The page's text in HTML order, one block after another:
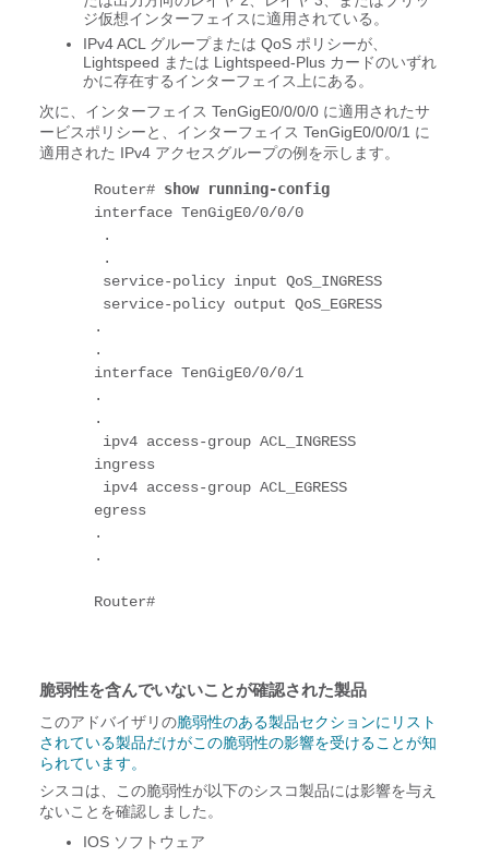
ジ仮想インターフェイスに適用されている。
IPv4 ACL グループまたは QoS ポリシーが、
Lightspeed または Lightspeed-Plus カードのいずれ
かに存在するインターフェイス上にある。
次に、インターフェイス TenGigE0/0/0/0 に適用されたサ
ービスポリシーと、インターフェイス TenGigE0/0/0/1 に
適用された IPv4 アクセスグループの例を示します。
Router# show running-config
interface TenGigE0/0/0/0
.
.
service-policy input QoS_INGRESS
service-policy output QoS_EGRESS
.
.
interface TenGigE0/0/0/1
.
.
ingress
egress
.
.
Router#
脆弱性を含んでいないことが確認された製品
このアドバイザリの脆弱性のある製品セクションにリスト
されている製品だけがこの脆弱性の影響を受けることが知
られています。
シスコは、この脆弱性が以下のシスコ製品には影響を与え
ないことを確認しました。
IOS ソフトウェア